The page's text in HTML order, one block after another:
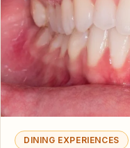
DINING EXPERIENCES